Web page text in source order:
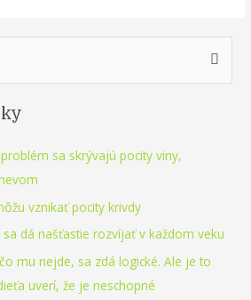
sa skrývajú pocity viny,
vznikať pocity krivdy
dá našťastie rozvíjať v každom veku
mu nejde, sa zdá logické. Ale je to
uverí, že je neschopné